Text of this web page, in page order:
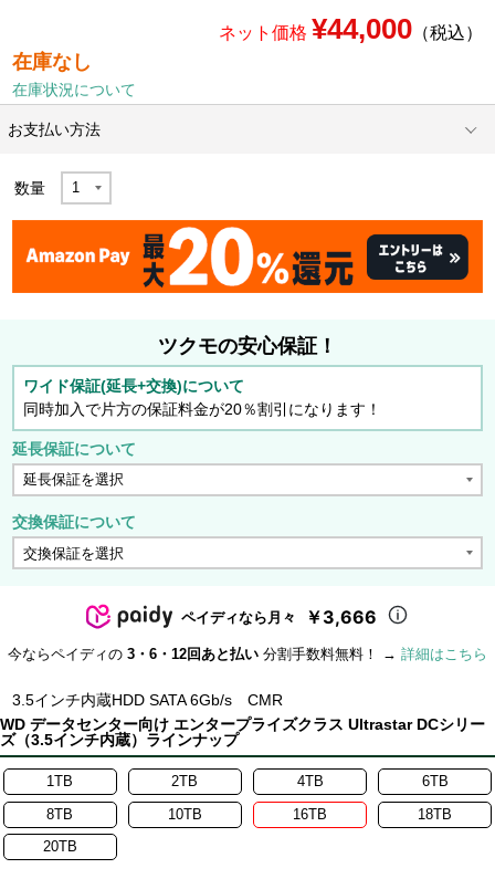
ネット価格 ¥44,000（税込）
在庫なし
在庫状況について
お支払い方法
数量
ツクモの安心保証！
ワイド保証(延長+交換)について
同時加入で片方の保証料金が20％割引になります！
延長保証について
交換保証について
ペイディなら月々 ￥3,666
今ならペイディの 3・6・12回あと払い 分割手数料無料！ → 詳細はこちら
3.5インチ内蔵HDD SATA 6Gb/s CMR
WD データセンター向け エンタープライズクラス Ultrastar DCシリー
ズ（3.5インチ内蔵）ラインナップ
1TB 2TB 4TB 6TB
8TB 10TB 16TB 18TB
20TB